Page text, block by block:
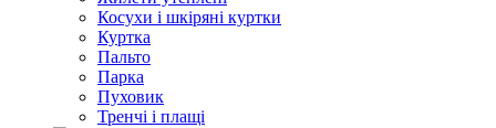
Косухи і шкіряні куртки
Куртка
Пальто
Парка
Пуховик
Тренчі і плащі